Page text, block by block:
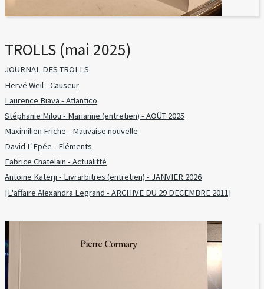
TROLLS (mai 2025)
JOURNAL DES TROLLS
Hervé Weil - Causeur
Laurence Biava - Atlantico
Stéphanie Milou - Marianne (entretien) - AOÛT 2025
Maximilien Friche - Mauvaise nouvelle
David L'Epée - Eléments
Fabrice Chatelain - Actualitté
Antoine Katerji - Livrarbitres (entretien) - JANVIER 2026
[L'affaire Alexandra Legrand - ARCHIVE DU 29 DECEMBRE 2011]